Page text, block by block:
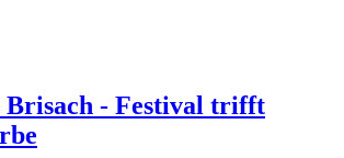
Brisach - Festival trifft